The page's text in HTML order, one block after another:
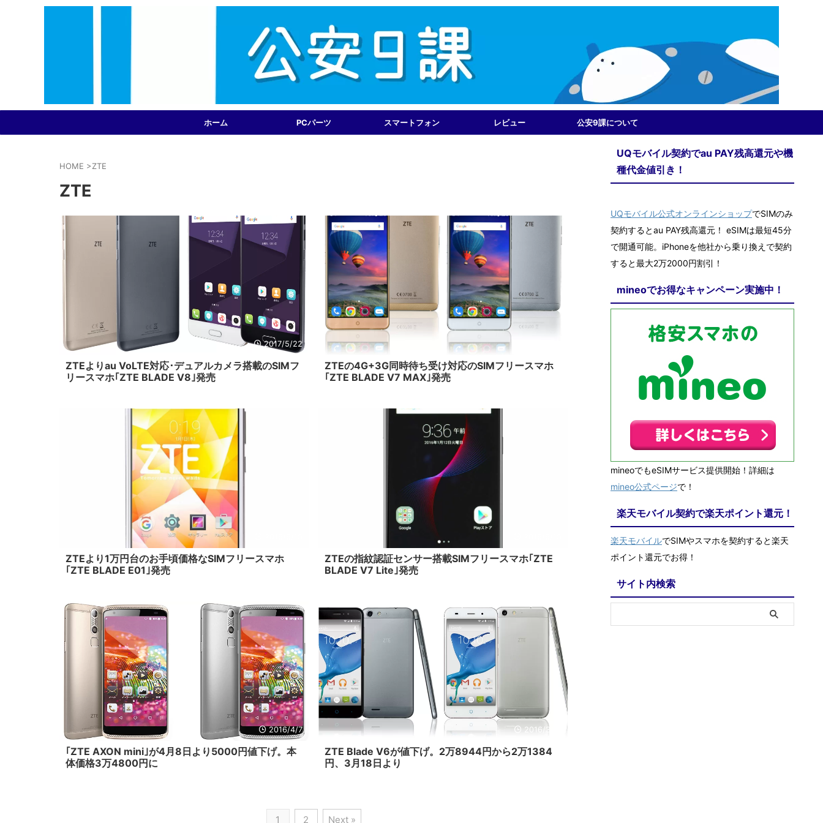
ホーム PCパーツ スマートフォン レビュー 公安9課について
HOME >ZTE
ZTE
2017/5/22
ZTEよりau VoLTE対応･デュアルカメラ搭載のSIMフ
リースマホ｢ZTE BLADE V8｣発売
ZTEの4G+3G同時待ち受け対応のSIMフリースマホ
｢ZTE BLADE V7 MAX｣発売
ZTEより1万円台のお手頃価格なSIMフリースマホ
｢ZTE BLADE E01｣発売
ZTEの指紋認証センサー搭載SIMフリースマホ｢ZTE
BLADE V7 Lite｣発売
2016/4/7
｢ZTE AXON mini｣が4月8日より5000円値下げ。本
体価格3万4800円に
2016/3/17
ZTE Blade V6が値下げ。2万8944円から2万1384
円、3月18日より
1 2 Next »
UQモバイル契約でau PAY残高還元や機
種代金値引き！
UQモバイル公式オンラインショップでSIMのみ
契約するとau PAY残高還元！ eSIMは最短45分
で開通可能。iPhoneを他社から乗り換えで契約
すると最大2万2000円割引！
mineoでお得なキャンペーン実施中！
mineoでもeSIMサービス提供開始！詳細は
mineo公式ページで！
楽天モバイル契約で楽天ポイント還元！
楽天モバイルでSIMやスマホを契約すると楽天
ポイント還元でお得！
サイト内検索